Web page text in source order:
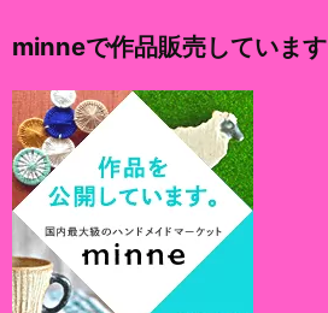
ブ
minneで作品販売しています